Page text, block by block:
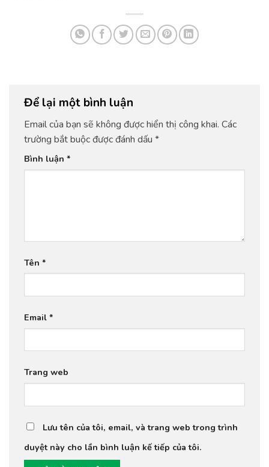
Để lại một bình luận
Email của bạn sẽ không được hiển thị công khai. Các
trường bắt buộc được đánh dấu *
Bình luận *
Tên *
Email *
Trang web
Lưu tên của tôi, email, và trang web trong trình
duyệt này cho lần bình luận kế tiếp của tôi.